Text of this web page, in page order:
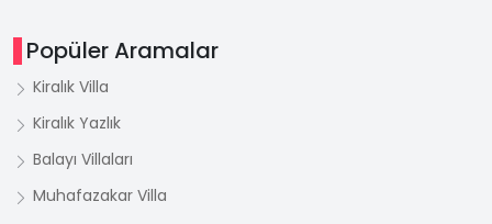
Popüler Aramalar
Kiralık Villa
Kiralık Yazlık
Balayı Villaları
Muhafazakar Villa